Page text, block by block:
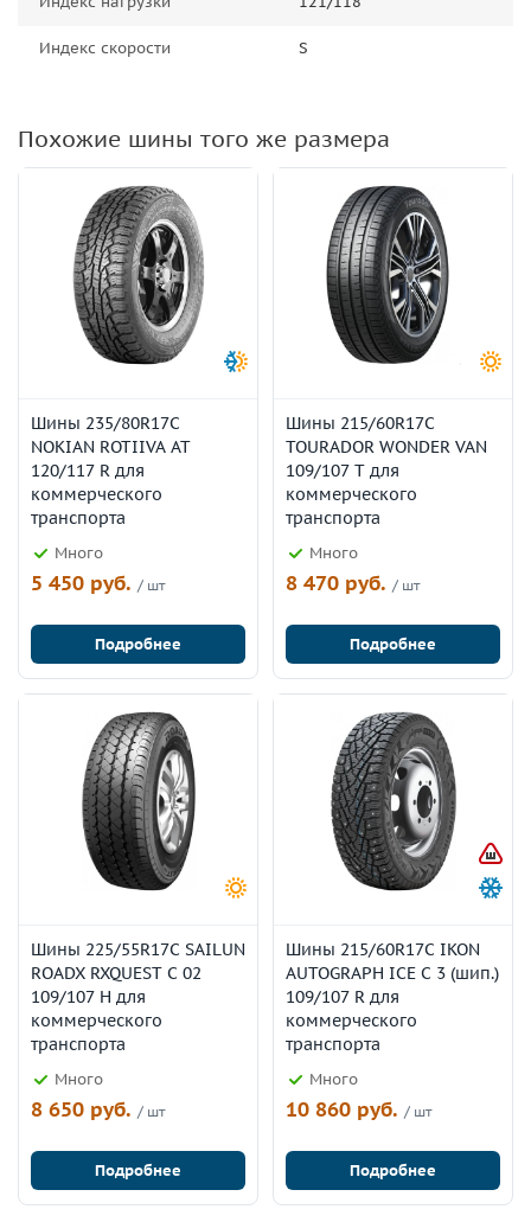
Индекс скорости S
Похожие шины того же размера
Шины 235/80R17C
NOKIAN ROTIIVA AT
120/117 R для
коммерческого
транспорта
Много
5 450 руб. / шт
Подробнее
Шины 215/60R17C
TOURADOR WONDER VAN
109/107 T для
коммерческого
транспорта
Много
8 470 руб. / шт
Подробнее
Шины 225/55R17C SAILUN
ROADX RXQUEST C 02
109/107 H для
коммерческого
транспорта
Много
8 650 руб. / шт
Подробнее
Шины 215/60R17C IKON
AUTOGRAPH ICE C 3 (шип.)
109/107 R для
коммерческого
транспорта
Много
10 860 руб. / шт
Подробнее